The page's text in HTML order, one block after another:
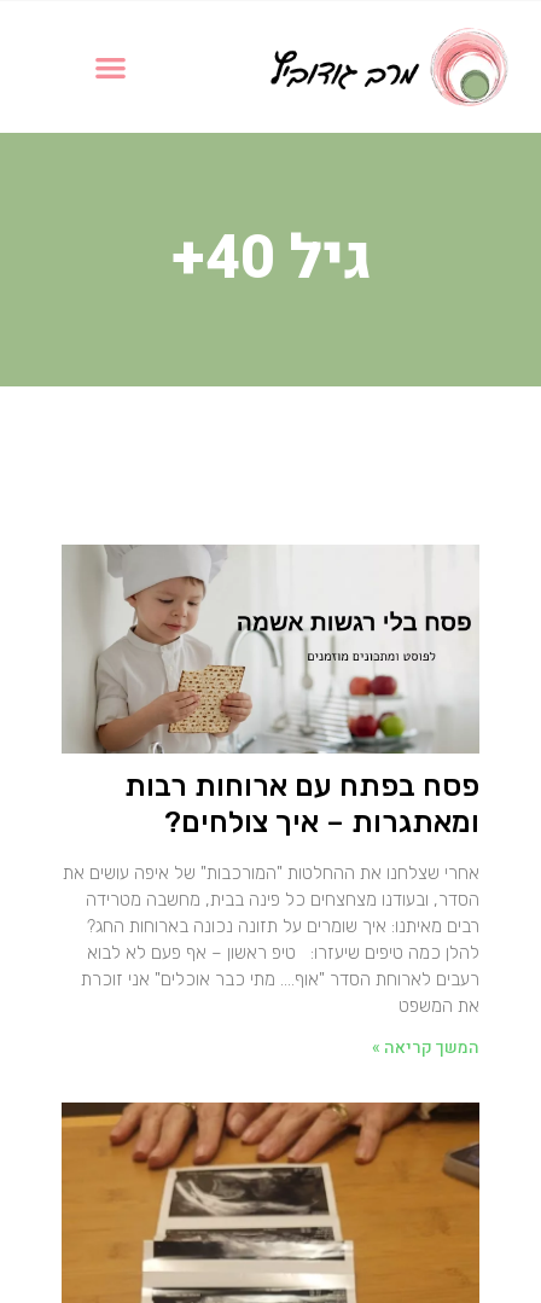
גיל 40+
פסח בפתח עם ארוחות רבות
ומאתגרות – איך צולחים?
אחרי שצלחנו את ההחלטות "המורכבות" של איפה עושים את
הסדר, ובעודנו מצחצחים כל פינה בבית, מחשבה מטרידה
רבים מאיתנו: איך שומרים על תזונה נכונה בארוחות החג?
להלן כמה טיפים שיעזרו: טיפ ראשון – אף פעם לא לבוא
רעבים לארוחת הסדר "אוף…. מתי כבר אוכלים" אני זוכרת
את המשפט
המשך קריאה »